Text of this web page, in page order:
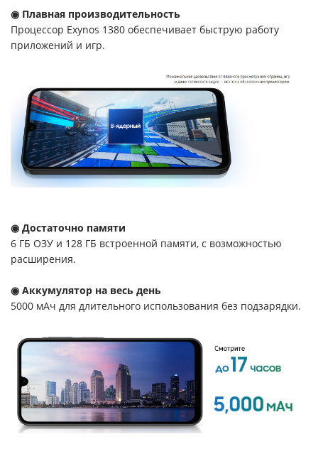
◉ Плавная производительность
Процессор Exynos 1380 обеспечивает быструю работу
приложений и игр.
◉ Достаточно памяти
6 ГБ ОЗУ и 128 ГБ встроенной памяти, с возможностью
расширения.
◉ Аккумулятор на весь день
5000 мАч для длительного использования без подзарядки.